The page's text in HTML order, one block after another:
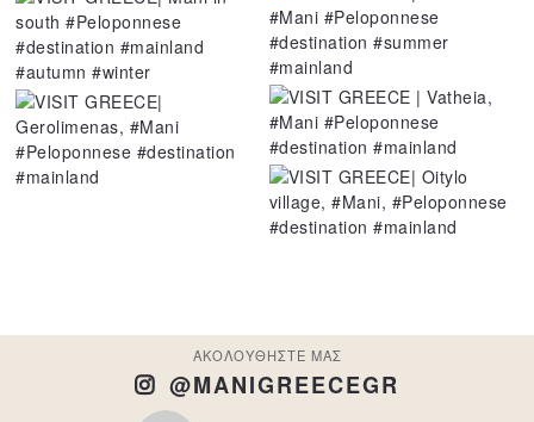
ΑΚΟΛΟΥΘΗΣΤΕ ΜΑΣ
@MANIGREECEGR